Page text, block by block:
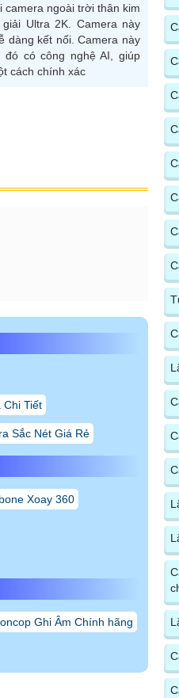
camera ngoài trời thân kim
Ultra 2K. Camera này
dàng kết nối. Camera này
có công nghệ AI, giúp
cách chính xác
Chi Tiết
Sắc Nét Giá Rẻ
Xoay 360
Ghi Âm Chính hãng